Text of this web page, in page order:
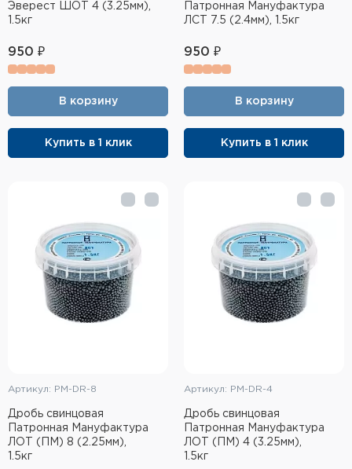
Инструмент для заточки
Кобуры и системы ношения
снаряжения
Сумки и рюкзаки
Ремни, патронташи и подсумки
Фонари и ЛЦУ
Туристическое снаряжение
Опоры и станки для оружия
Термосы, термосумки, бутылки
Эверест ШОТ 4 (3.25мм),
1.5кг
950 ₽
В корзину
Купить в 1 клик
Патронная Мануфактура
ЛСТ 7.5 (2.4мм), 1.5кг
950 ₽
В корзину
Купить в 1 клик
Артикул: PM-DR-8
Дробь свинцовая
Патронная Мануфактура
ЛОТ (ПМ) 8 (2.25мм),
1.5кг
Артикул: PM-DR-4
Дробь свинцовая
Патронная Мануфактура
ЛОТ (ПМ) 4 (3.25мм),
1.5кг